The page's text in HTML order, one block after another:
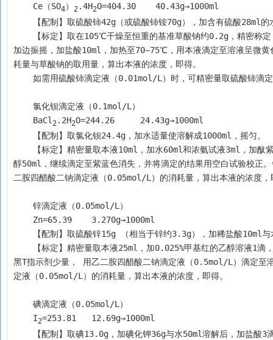
    Ce（SO
4） 2 .4H2O=404.30    40.43g→1000ml
【配制】取硫酸铈42g（或硫酸铈铵70g），加含有硫酸
加边振摇，加盐酸10ml，加热至70~75℃，用本液滴定至溶液呈微
耗量与草酸钠的取用量，算出本液的浓度，即得。
如需用硫酸铈滴定液（0.01mol/L）时，可精密量取硫酸
    氯化钡滴定液（0.1mol/L）
    BaCl
2 .2H2
O=244.26	  24.43g→1000ml
    【配制】取氯化钡24.4g，加水适量使溶解成1000ml，摇匀。
醇50ml，继续滴定至紫蓝色消失，并将滴定的结果用空白试验校
二胺四醋酸二钠滴定液（0.05mol/L）的消耗量，算出本液的浓度，
    锌滴定液（0.05mol/L）
    Zn=65.39	3.270g→1000ml
【配制】取硫酸锌15g （相当于锌约3.3g），加稀盐酸10ml
黑T指示剂少量， 用乙二胺四醋酸二钠滴定液（0.5mol/L）滴定至
定液（0.05mol/L）的消耗量，算出本液的浓度，即得。
    碘滴定液（0.05mol/L）
    I
2
=253.81	12.69g→1000ml
【配制】取碘13.0g，加碘化钾36g与水50ml溶解后，加盐